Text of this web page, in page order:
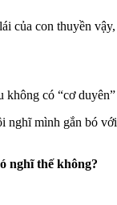
của con thuyền
có “cơ
nghĩ mình gắn bó
nghĩ thế không?